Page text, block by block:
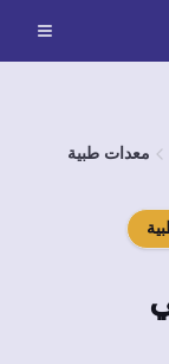
معدات طبية